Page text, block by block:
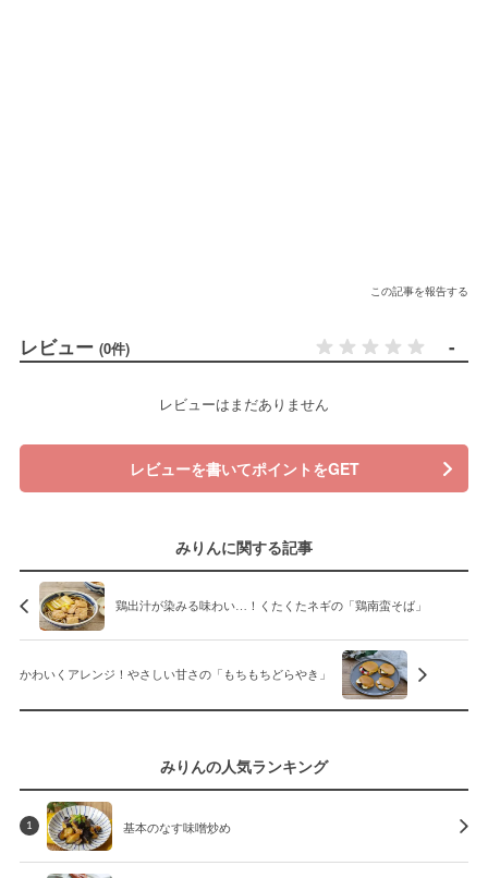
この記事を報告する
レビュー (0件) -
レビューはまだありません
レビューを書いてポイントをGET
みりんに関する記事
鶏出汁が染みる味わい…！くたくたネギの「鶏南蛮そば」
かわいくアレンジ！やさしい甘さの「もちもちどらやき」
みりんの人気ランキング
1 基本のなす味噌炒め